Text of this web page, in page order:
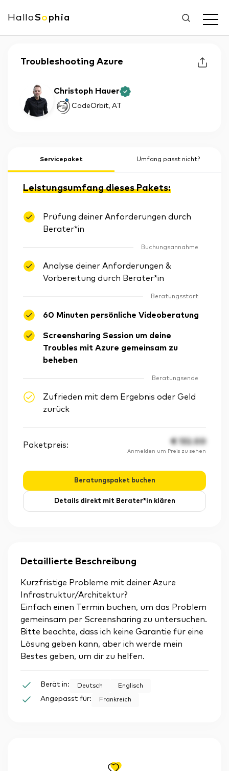
HalloSo phia
Troubleshooting Azure
Christoph Hauer
CodeOrbit, AT
Servicepaket Umfang passt nicht?
Leistungsumfang dieses Pakets:
Prüfung deiner Anforderungen durch
Berater*in
Buchungsannahme
Analyse deiner Anforderungen &
Vorbereitung durch Berater*in
Beratungsstart
60 Minuten persönliche Videoberatung
Screensharing Session um deine
Troubles mit Azure gemeinsam zu
beheben
Beratungsende
Zufrieden mit dem Ergebnis oder Geld
zurück
Paketpreis: € 132.00
Anmelden um Preis zu sehen
Beratungspaket buchen
Details direkt mit Berater*in klären
Detaillierte Beschreibung
Kurzfristige Probleme mit deiner Azure
Infrastruktur/Architektur?
Einfach einen Termin buchen, um das Problem
gemeinsam per Screensharing zu untersuchen.
Bitte beachte, dass ich keine Garantie für eine
Lösung geben kann, aber ich werde mein
Bestes geben, um dir zu helfen.
Berät in: Deutsch Englisch
Angepasst für: Frankreich